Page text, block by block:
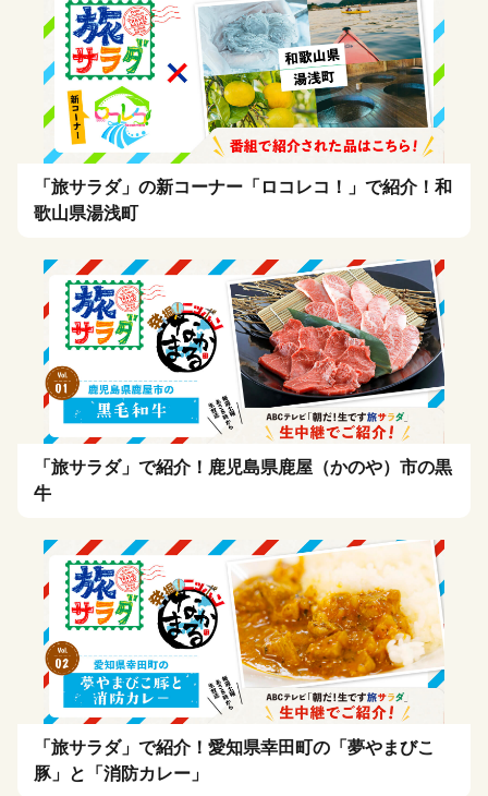
「旅サラダ」の新コーナー「ロコレコ！」で紹介！和
歌山県湯浅町
「旅サラダ」で紹介！鹿児島県鹿屋（かのや）市の黒
牛
「旅サラダ」で紹介！愛知県幸田町の「夢やまびこ
豚」と「消防カレー」